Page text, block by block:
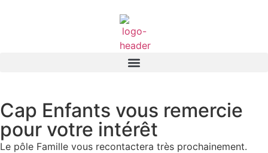
Cap Enfants vous remercie
pour votre intérêt
Le pôle Famille vous recontactera très prochainement.